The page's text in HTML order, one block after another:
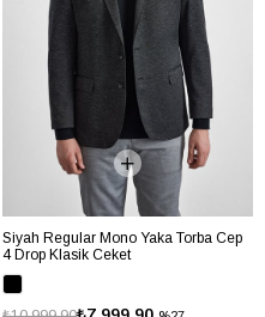
Siyah Regular Mono Yaka Torba Cep
4 Drop Klasik Ceket